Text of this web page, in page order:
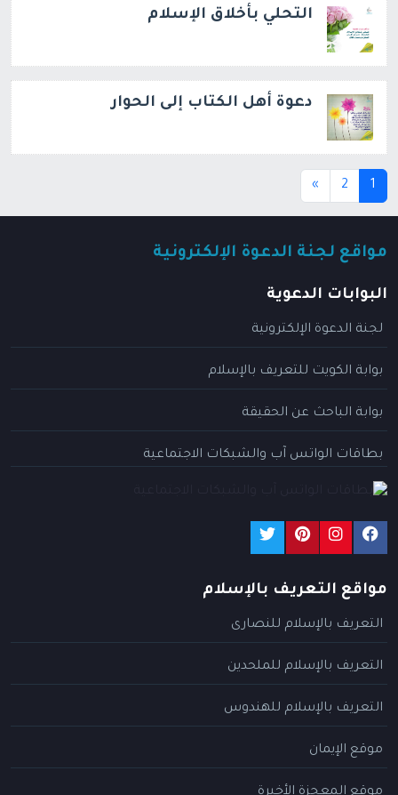
التحلي بأخلاق الإسلام
دعوة أهل الكتاب إلى الحوار
1
(current)
2
»
مواقع لجنة الدعوة الإلكترونية
البوابات الدعوية
لجنة الدعوة الإلكترونية
بوابة الكويت للتعريف بالإسلام
بوابة الباحث عن الحقيقة
بطاقات الواتس آب والشبكات الاجتماعية
مواقع التعريف بالإسلام
التعريف بالإسلام للنصارى
التعريف بالإسلام للملحدين
التعريف بالإسلام للهندوس
موقع الإيمان